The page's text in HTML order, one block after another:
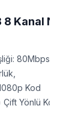
8 Kanal
80Mbps/
Kod
Yönlü